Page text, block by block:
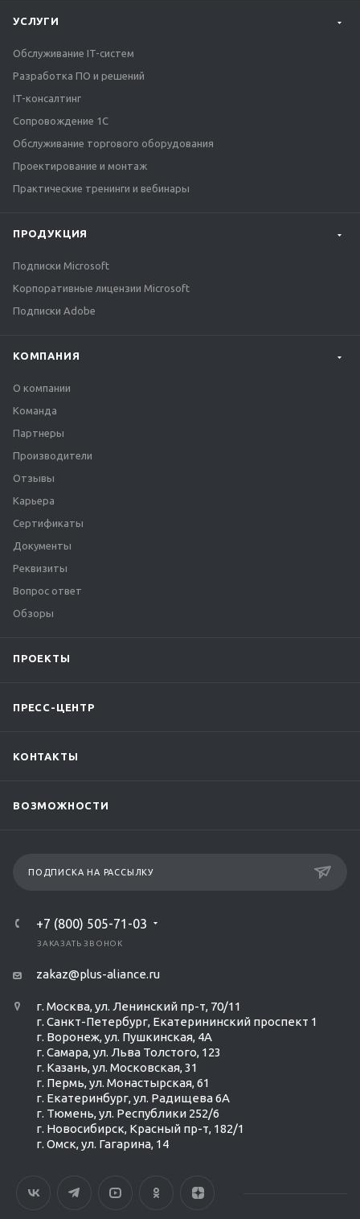
УСЛУГИ
Обслуживание IT-систем
Разработка ПО и решений
IT-консалтинг
Сопровождение 1С
Обслуживание торгового оборудования
Проектирование и монтаж
Практические тренинги и вебинары
ПРОДУКЦИЯ
Подписки Microsoft
Корпоративные лицензии Microsoft
Подписки Adobe
КОМПАНИЯ
О компании
Команда
Партнеры
Производители
Отзывы
Карьера
Сертификаты
Документы
Реквизиты
Вопрос ответ
Обзоры
ПРОЕКТЫ
ПРЕСС-ЦЕНТР
КОНТАКТЫ
ВОЗМОЖНОСТИ
ПОДПИСКА НА РАССЫЛКУ
+7 (800) 505-71-03
ЗАКАЗАТЬ ЗВОНОК
zakaz@plus-aliance.ru
г. Москва, ул. Ленинский пр-т, 70/11
г. Санкт-Петербург, Екатерининский проспект 1
г. Воронеж, ул. Пушкинская, 4А
г. Самара, ул. Льва Толстого, 123
г. Казань, ул. Московская, 31
г. Пермь, ул. Монастырская, 61
г. Екатеринбург, ул. Радищева 6А
г. Тюмень, ул. Республики 252/6
г. Новосибирск, Красный пр-т, 182/1
г. Омск, ул. ​Гагарина, 14